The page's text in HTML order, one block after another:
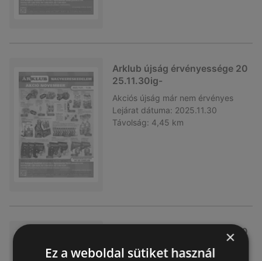
Arklub újság érvényessége 20
25.11.30ig-
Akciós újság már nem érvényes
Lejárat dátuma: 2025.11.30
Távolság: 4,45 km
Arklub újság érvényessége 20
×
Ez a weboldal sütiket használ